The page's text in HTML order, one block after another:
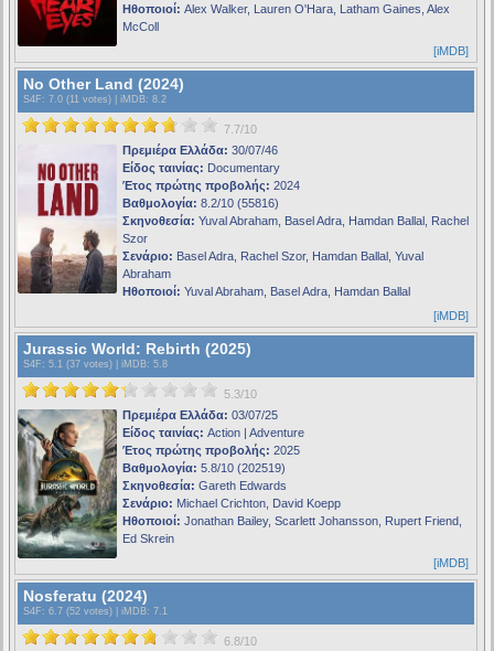
Ηθοποιοί: Alex Walker, Lauren O'Hara, Latham Gaines, Alex
McColl
[iMDB]
No Other Land (2024)
S4F : 7.0 (11 votes) | iMDB: 8.2
7.7/10
Πρεμιέρα Ελλάδα: 30/07/46
Είδος ταινίας: Documentary
Έτος πρώτης προβολής: 2024
Βαθμολογία: 8.2/10 (55816)
Σκηνοθεσία: Yuval Abraham, Basel Adra, Hamdan Ballal, Rachel
Szor
Σενάριο: Basel Adra, Rachel Szor, Hamdan Ballal, Yuval
Abraham
Ηθοποιοί: Yuval Abraham, Basel Adra, Hamdan Ballal
[iMDB]
Jurassic World: Rebirth (2025)
S4F : 5.1 (37 votes) | iMDB: 5.8
5.3/10
Πρεμιέρα Ελλάδα: 03/07/25
Είδος ταινίας: Action | Adventure
Έτος πρώτης προβολής: 2025
Βαθμολογία: 5.8/10 (202519)
Σκηνοθεσία: Gareth Edwards
Σενάριο: Michael Crichton, David Koepp
Ηθοποιοί: Jonathan Bailey, Scarlett Johansson, Rupert Friend,
Ed Skrein
[iMDB]
Nosferatu (2024)
S4F : 6.7 (52 votes) | iMDB: 7.1
6.8/10